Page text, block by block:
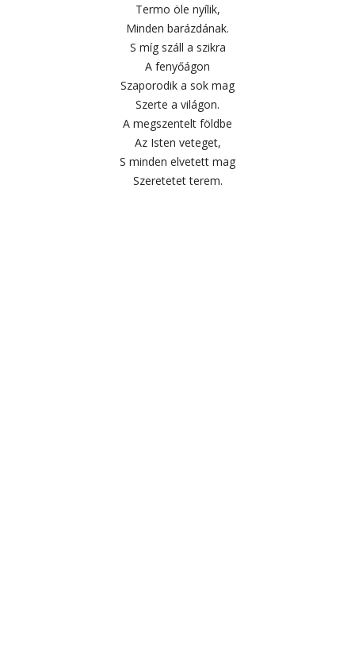
Termo öle nyílik,
Minden barázdának.
S míg száll a szikra
A fenyőágon
Szaporodik a sok mag
Szerte a világon.
A megszentelt földbe
Az Isten veteget,
S minden elvetett mag
Szeretetet terem.